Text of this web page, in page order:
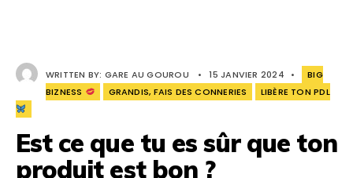
WRITTEN BY: GARE AU GOUROU • 15 JANVIER 2024 •
BIG
BIZNESS
GRANDIS, FAIS DES CONNERIES LIBÈRE TON PDL
Est ce que tu es sûr que ton
produit est bon ?